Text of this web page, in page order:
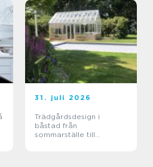
31. juli 2026
Trädgårdsdesign i
båstad från
sommarställe till